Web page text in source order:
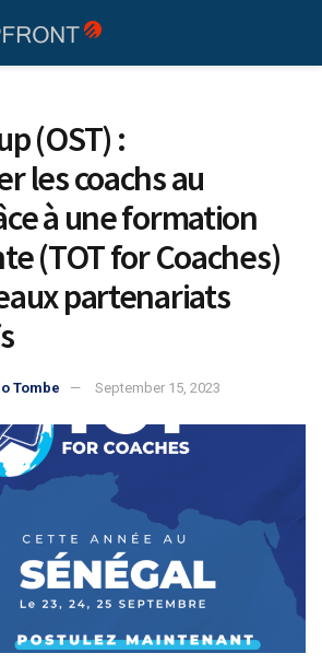
(OST) :
les coachs au
à une formation
(TOT for Coaches)
partenariats
Tombe September 15, 2023